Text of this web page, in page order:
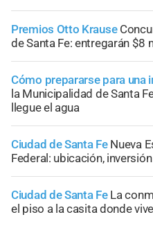
Premios Otto Krause
de Santa Fe: entregarán
Cómo prepararse para una
la Municipalidad de Santa
llegue el agua
Ciudad de Santa Fe Nueva
Federal: ubicación,
Ciudad de Santa Fe La
el piso a la casita donde